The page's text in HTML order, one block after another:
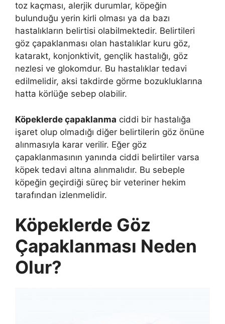
toz kaçması, alerjik durumlar, köpeğin
bulunduğu yerin kirli olması ya da bazı
hastalıkların belirtisi olabilmektedir. Belirtileri
göz çapaklanması olan hastalıklar kuru göz,
katarakt, konjonktivit, gençlik hastalığı, göz
nezlesi ve glokomdur. Bu hastalıklar tedavi
edilmelidir, aksi takdirde görme bozukluklarına
hatta körlüğe sebep olabilir.
Köpeklerde çapaklanma ciddi bir hastalığa
işaret olup olmadığı diğer belirtilerin göz önüne
alınmasıyla karar verilir. Eğer göz
çapaklanmasının yanında ciddi belirtiler varsa
köpek tedavi altına alınmalıdır. Bu sebeple
köpeğin geçirdiği süreç bir veteriner hekim
tarafından izlenmelidir.
Köpeklerde Göz
Çapaklanması Neden
Olur?